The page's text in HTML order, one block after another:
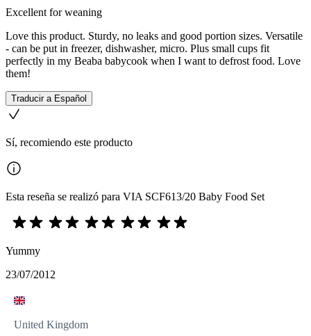
Excellent for weaning
Love this product. Sturdy, no leaks and good portion sizes. Versatile
- can be put in freezer, dishwasher, micro. Plus small cups fit
perfectly in my Beaba babycook when I want to defrost food. Love
them!
Traducir a Español
Sí, recomiendo este producto
Esta reseña se realizó para VIA SCF613/20 Baby Food Set
Yummy
23/07/2012
United Kingdom